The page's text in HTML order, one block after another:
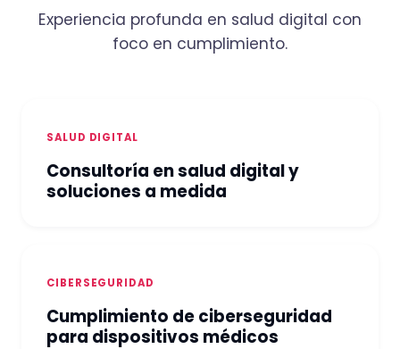
Experiencia profunda en salud digital con
foco en cumplimiento.
SALUD DIGITAL
Consultoría en salud digital y
soluciones a medida
CIBERSEGURIDAD
Cumplimiento de ciberseguridad
para dispositivos médicos